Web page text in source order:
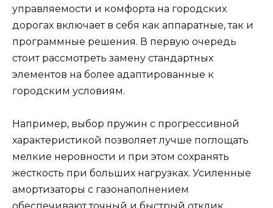
управляемости и комфорта на городских
дорогах включает в себя как аппаратные, так и
программные решения. В первую очередь
стоит рассмотреть замену стандартных
элементов на более адаптированные к
городским условиям.
Например, выбор пружин с прогрессивной
характеристикой позволяет лучше поглощать
мелкие неровности и при этом сохранять
жесткость при больших нагрузках. Усиленные
амортизаторы с газонаполнением